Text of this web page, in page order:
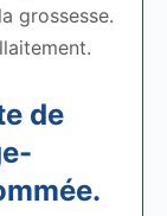
grossesse.
de